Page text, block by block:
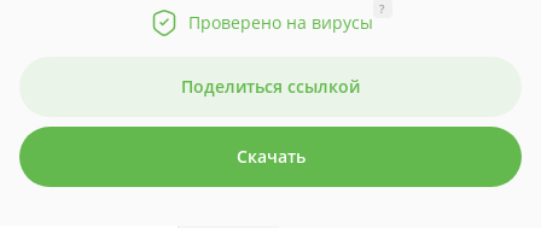
Проверено на вирусы
?
Поделиться ссылкой
Скачать